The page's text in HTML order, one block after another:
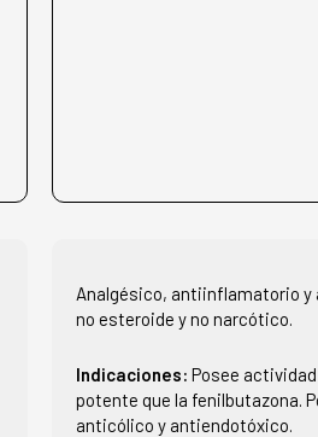
Analgésico, antiinflamatorio
no esteroide y no narcótico.
Indicaciones:Posee
potente que la fenilbutazona.
anticólico y antiendotóxico.